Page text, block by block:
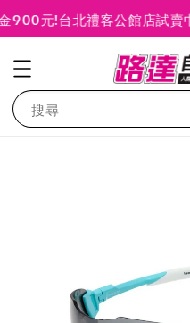
元!台北禮客公館店試賣中~
搜尋